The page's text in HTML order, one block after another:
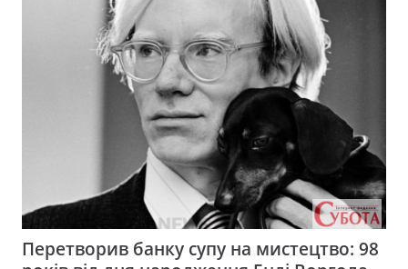
Перетворив банку супу на мистецтво: 98